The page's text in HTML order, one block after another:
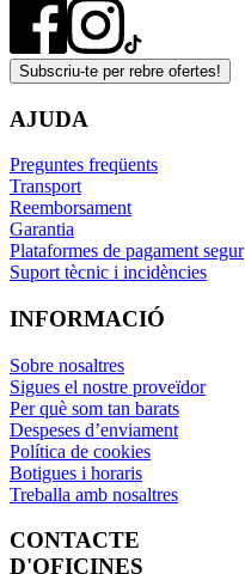
Subscriu-te per rebre ofertes!
AJUDA
Preguntes freqüents
Transport
Reemborsament
Garantia
Plataformes de pagament segur
Suport tècnic i incidències
INFORMACIÓ
Sobre nosaltres
Sigues el nostre proveïdor
Per què som tan barats
Despeses d’enviament
Política de cookies
Botigues i horaris
Treballa amb nosaltres
CONTACTE
D'OFICINES